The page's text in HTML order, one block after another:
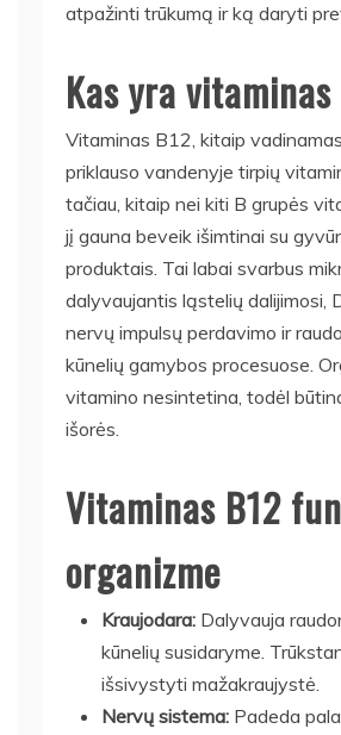
atpažinti trūkumą ir ką daryti
Kas yra
Vitaminas B12, kitaip
priklauso vandenyje tirpių
tačiau, kitaip nei kiti B grupės
jį gauna beveik išimtinai su
produktais. Tai labai svarbus
dalyvaujantis ląstelių dalijimosi,
nervų impulsų perdavimo ir
kūnelių gamybos procesuose.
vitamino nesintetina, todėl
išorės.
Vitaminas B12
organizme
Kraujodara: Dalyvauja
kūnelių susidaryme.
išsivystyti mažakraujystė.
Nervų sistema: Padeda